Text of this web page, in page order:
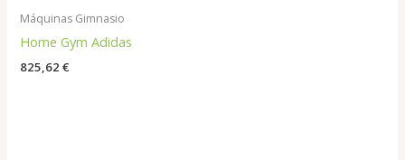
Máquinas Gimnasio
Home Gym Adidas
825,62€